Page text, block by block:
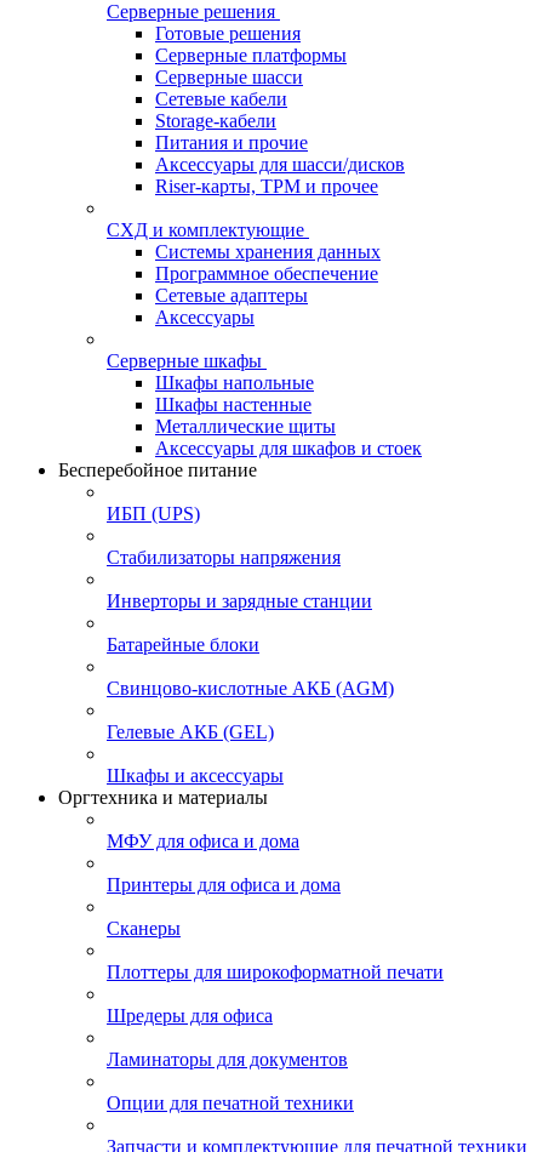
Серверные решения
Готовые решения
Серверные платформы
Серверные шасси
Сетевые кабели
Storage-кабели
Питания и прочие
Аксессуары для шасси/дисков
Riser-карты, TPM и прочее
СХД и комплектующие
Системы хранения данных
Программное обеспечение
Сетевые адаптеры
Аксессуары
Серверные шкафы
Шкафы напольные
Шкафы настенные
Металлические щиты
Аксессуары для шкафов и стоек
Бесперебойное питание
ИБП (UPS)
Стабилизаторы напряжения
Инверторы и зарядные станции
Батарейные блоки
Свинцово-кислотные АКБ (AGM)
Гелевые АКБ (GEL)
Шкафы и аксессуары
Оргтехника и материалы
МФУ для офиса и дома
Принтеры для офиса и дома
Сканеры
Плоттеры для широкоформатной печати
Шредеры для офиса
Ламинаторы для документов
Опции для печатной техники
Запчасти и комплектующие для печатной техники